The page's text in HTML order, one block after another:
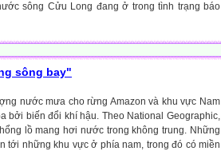
sông Cửu Long đang ở trong tình trạng báo
sông bay"
nước mưa cho rừng Amazon và khu vực Nam
bởi biến đổi khí hậu. Theo National Geographic,
lồ mang hơi nước trong không trung. Những
tới những khu vực ở phía nam, trong đó có miền